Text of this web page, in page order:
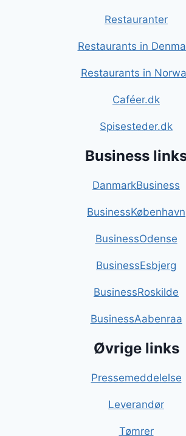
Restauranter
Restaurants in
Restaurants in
Caféer.dk
Spisesteder.dk
Business
DanmarkBusiness
BusinessKøbenhavn
BusinessOdense
BusinessEsbjerg
BusinessRoskilde
BusinessAabenraa
Øvrige links
Pressemeddelelse
Leverandør
Tømrer